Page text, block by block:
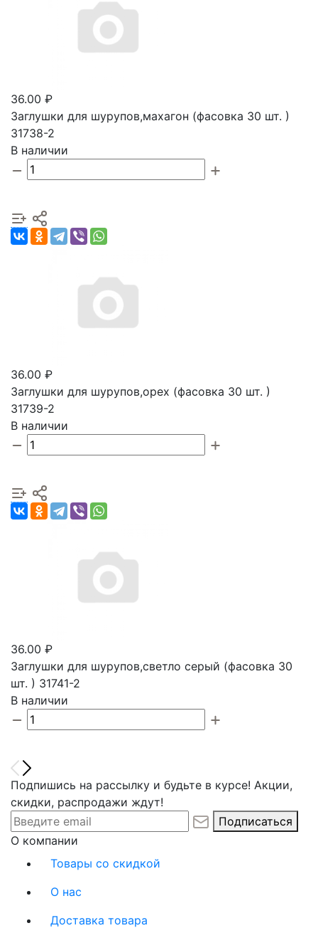
36.00 ₽
Заглушки для шурупов,махагон (фасовка 30 шт. )
31738-2
В наличии
36.00 ₽
Заглушки для шурупов,орех (фасовка 30 шт. )
31739-2
В наличии
36.00 ₽
Заглушки для шурупов,светло серый (фасовка 30
шт. ) 31741-2
В наличии
Подпишись на рассылку и будьте в курсе! Акции,
скидки, распродажи ждут!
Подписаться
О компании
Товары со скидкой
О нас
Доставка товара